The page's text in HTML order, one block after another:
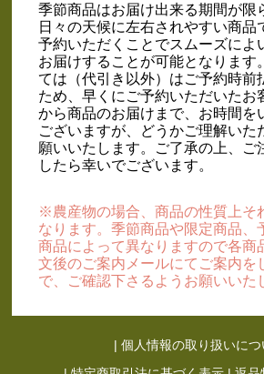
季節商品はお届け出来る期間が限
日々の天候に左右されやすい商品
予約いただくことでスムーズによ
お届けすることが可能となります
ては（代引き以外）はご予約時前
ため、早くにご予約いただいたお
から商品のお届けまで、お時間を
ございますが、どうかご理解いた
願いいたします。ご了承の上、ご
したら幸いでございます。
※農産物の場合、商品の性質上そ
なります。季節商品や限定商品、
商品によって異なりますので各商
文後のご案内メールにてご案内を
で、ご確認下さるようお願いいた
| 個人情報の取り扱いにつ